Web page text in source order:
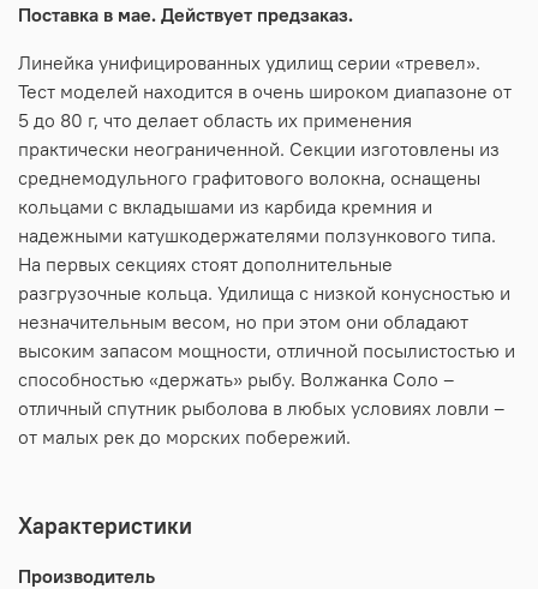
Поставка в мае. Действует предзаказ.
Линейка унифицированных удилищ серии «тревел».
Тест моделей находится в очень широком диапазоне от
5 до 80 г, что делает область их применения
практически неограниченной. Секции изготовлены из
среднемодульного графитового волокна, оснащены
кольцами с вкладышами из карбида кремния и
надежными катушкодержателями ползункового типа.
На первых секциях стоят дополнительные
разгрузочные кольца. Удилища с низкой конусностью и
незначительным весом, но при этом они обладают
высоким запасом мощности, отличной посылистостью и
способностью «держать» рыбу. Волжанка Соло –
отличный спутник рыболова в любых условиях ловли –
от малых рек до морских побережий.
Характеристики
Производитель